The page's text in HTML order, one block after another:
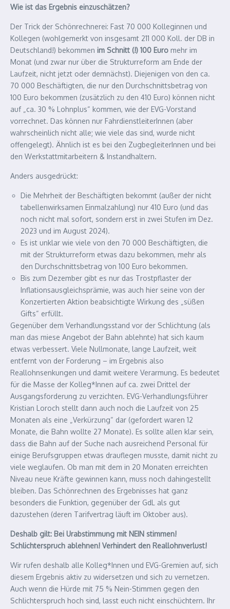
Wie ist das Ergebnis einzuschätzen?
Der Trick der Schönrechnerei: Fast 70 000 Kolleginnen und
Kollegen (wohlgemerkt von insgesamt 211 000 Koll. der DB in
Deutschland!) bekommen im Schnitt (!) 100 Euro mehr im
Monat (und zwar nur über die Strukturreform am Ende der
Laufzeit, nicht jetzt oder demnächst). Diejenigen von den ca.
70 000 Beschäftigten, die nur den Durchschnittsbetrag von
100 Euro bekommen (zusätzlich zu den 410 Euro) können nicht
auf „ca. 30 % Lohnplus“ kommen, wie der EVG-Vorstand
vorrechnet. Das können nur FahrdienstleiterInnen (aber
wahrscheinlich nicht alle; wie viele das sind, wurde nicht
offengelegt). Ähnlich ist es bei den ZugbegleiterInnen und bei
den Werkstattmitarbeitern & Instandhaltern.
Anders ausgedrückt:
Die Mehrheit der Beschäftigten bekommt (außer der nicht
tabellenwirksamen Einmalzahlung) nur 410 Euro (und das
noch nicht mal sofort, sondern erst in zwei Stufen im Dez.
2023 und im August 2024).
Es ist unklar wie viele von den 70 000 Beschäftigten, die
mit der Strukturreform etwas dazu bekommen, mehr als
den Durchschnittsbetrag von 100 Euro bekommen.
Bis zum Dezember gibt es nur das Trostpflaster der
Inflationsausgleichsprämie, was auch hier seine von der
Konzertierten Aktion beabsichtigte Wirkung des „süßen
Gifts“ erfüllt.
Gegenüber dem Verhandlungsstand vor der Schlichtung (als
man das miese Angebot der Bahn ablehnte) hat sich kaum
etwas verbessert. Viele Nullmonate, lange Laufzeit, weit
entfernt von der Forderung – im Ergebnis also
Reallohnsenkungen und damit weitere Verarmung. Es bedeutet
für die Masse der Kolleg*Innen auf ca. zwei Drittel der
Ausgangsforderung zu verzichten. EVG-Verhandlungsführer
Kristian Loroch stellt dann auch noch die Laufzeit von 25
Monaten als eine „Verkürzung“ dar (gefordert waren 12
Monate, die Bahn wollte 27 Monate). Es sollte allen klar sein,
dass die Bahn auf der Suche nach ausreichend Personal für
einige Berufsgruppen etwas drauflegen musste, damit nicht zu
viele weglaufen. Ob man mit dem in 20 Monaten erreichten
Niveau neue Kräfte gewinnen kann, muss noch dahingestellt
bleiben. Das Schönrechnen des Ergebnisses hat ganz
besonders die Funktion, gegenüber der GdL als gut
dazustehen (deren Tarifvertrag läuft im Oktober aus).
Deshalb gilt: Bei Urabstimmung mit NEIN stimmen!
Schlichterspruch ablehnen! Verhindert den Reallohnverlust!
Wir rufen deshalb alle Kolleg*Innen und EVG-Gremien auf, sich
diesem Ergebnis aktiv zu widersetzen und sich zu vernetzen.
Auch wenn die Hürde mit 75 % Nein-Stimmen gegen den
Schlichterspruch hoch sind, lasst euch nicht einschüchtern. Ihr